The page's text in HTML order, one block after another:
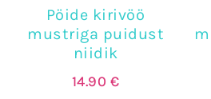
Pöide kirivöö
mustriga puidust
niidik
14.90 €